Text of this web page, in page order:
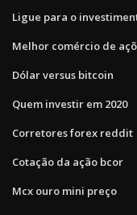
Ligue para o
Melhor comércio de
Dólar versus bitcoin
Quem investir em 2020
Corretores forex reddit
Cotação da ação bcor
Mcx ouro mini preço